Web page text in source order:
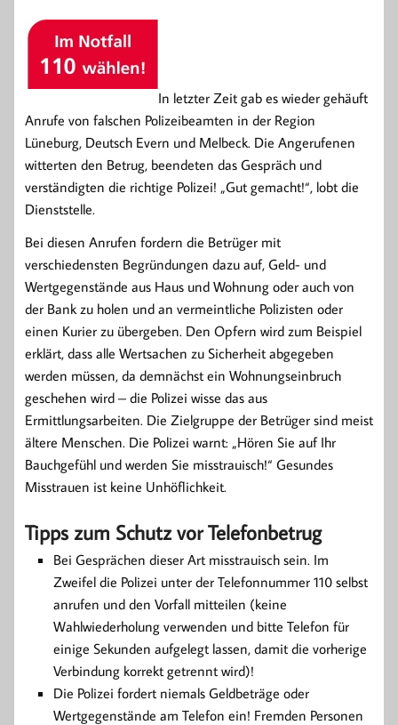
In letzter Zeit gab es wieder gehäuft
Anrufe von falschen Polizeibeamten in der Region
Lüneburg, Deutsch Evern und Melbeck. Die Angerufenen
witterten den Betrug, beendeten das Gespräch und
verständigten die richtige Polizei! „Gut gemacht!“, lobt die
Dienststelle.
Bei diesen Anrufen fordern die Betrüger mit
verschiedensten Begründungen dazu auf, Geld- und
Wertgegenstände aus Haus und Wohnung oder auch von
der Bank zu holen und an vermeintliche Polizisten oder
einen Kurier zu übergeben. Den Opfern wird zum Beispiel
erklärt, dass alle Wertsachen zu Sicherheit abgegeben
werden müssen, da demnächst ein Wohnungseinbruch
geschehen wird – die Polizei wisse das aus
Ermittlungsarbeiten. Die Zielgruppe der Betrüger sind meist
ältere Menschen. Die Polizei warnt: „Hören Sie auf Ihr
Bauchgefühl und werden Sie misstrauisch!“ Gesundes
Misstrauen ist keine Unhöflichkeit.
Tipps zum Schutz vor Telefonbetrug
Bei Gesprächen dieser Art misstrauisch sein. Im
Zweifel die Polizei unter der Telefonnummer 110 selbst
anrufen und den Vorfall mitteilen (keine
Wahlwiederholung verwenden und bitte Telefon für
einige Sekunden aufgelegt lassen, damit die vorherige
Verbindung korrekt getrennt wird)!
Die Polizei fordert niemals Geldbeträge oder
Wertgegenstände am Telefon ein! Fremden Personen